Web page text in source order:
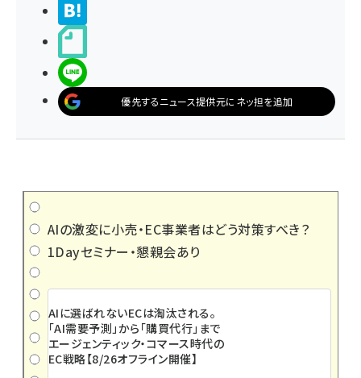
優先するニュース提供元にネッ担を追加
AIの激変に小売・EC事業者はどう対策すべき？
1Dayセミナー・懇親会あり
AIに選ばれないECは淘汰される。
「AI需要予測」から「購買代行」まで
エージェンティック・コマース時代の
EC戦略【8/26オフライン開催】